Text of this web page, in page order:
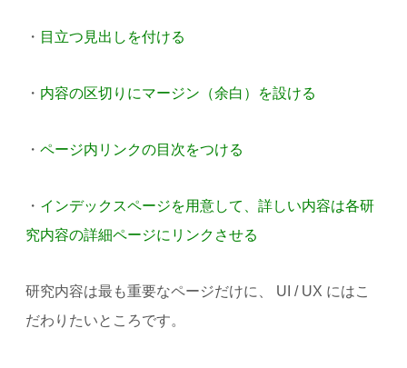
・ 目立つ見出しを付ける
・ 内容の区切りにマージン（余白）を設ける
・ ページ内リンクの目次をつける
・ インデックスページを用意して、詳しい内容は各研
究内容の詳細ページにリンクさせる
研究内容は最も重要なページだけに、 UI / UX にはこ
だわりたいところです。